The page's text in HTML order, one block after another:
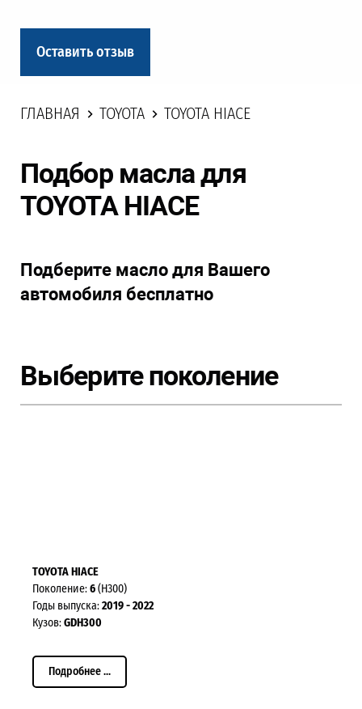
Оставить отзыв
ГЛАВНАЯ TOYOTA TOYOTA HIACE
Подбор масла для
TOYOTA HIACE
Подберите масло для Вашего
автомобиля бесплатно
Выберите поколение
TOYOTA HIACE
Поколение:6(H300)
Годы выпуска:2019 - 2022
Кузов:GDH300
Подробнее ...